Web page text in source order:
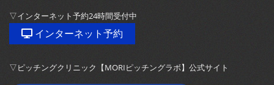
▽インターネット予約24時間受付中
インターネット予約
▽ピッチングクリニック【MORIピッチングラボ】公式サイト